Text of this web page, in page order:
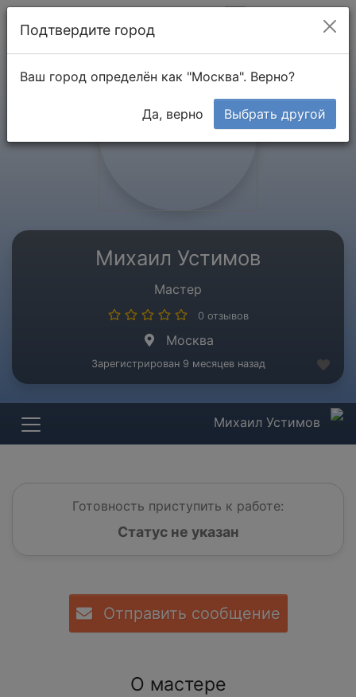
Михаил Устимов
Мастер
0 отзывов
Москва
Зарегистрирован 9 месяцев назад
Михаил Устимов
Готовность приступить к работе:
Статус не указан
Отправить сообщение
О мастере
Подтвердите город
Ваш город определён как "Москва". Верно?
Да, верно Выбрать другой